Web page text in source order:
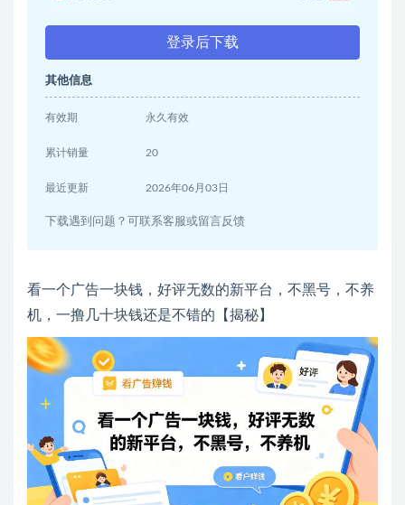
登录后下载
其他信息
有效期 永久有效
累计销量 20
最近更新 2026年06月03日
下载遇到问题？可联系客服或留言反馈
看一个广告一块钱，好评无数的新平台，不黑号，不养
机，一撸几十块钱还是不错的【揭秘】